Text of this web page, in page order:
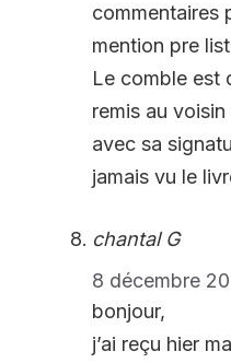
commentaires
mention pre
Le comble est
remis au
avec sa
jamais vu le
chantal G
8 décembre
bonjour,
j’ai reçu hier